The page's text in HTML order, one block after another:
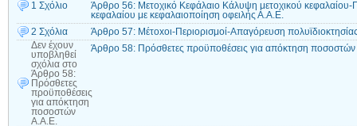
1 Σχόλιο
Άρθρο 56: Μετοχικό Κεφάλαιο Κάλυψη μετοχικού
κεφαλαίου με κεφαλαιοποίηση οφειλής Α.Α.Ε.
2 Σχόλια
Άρθρο 57: Mέτοxοι-Περιορισμοί-Απαγόρευση
Δεν έχουν
υποβληθεί
σχόλια στο
Άρθρο 58:
Πρόσθετες
προϋποθέσεις
για απόκτηση
ποσοστών
Α.Α.Ε.
Άρθρο 58: Πρόσθετες προϋποθέσεις για απόκτηση